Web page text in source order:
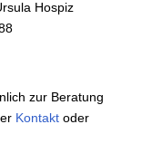
Hospiz
zur Beratung
Kontaktoder